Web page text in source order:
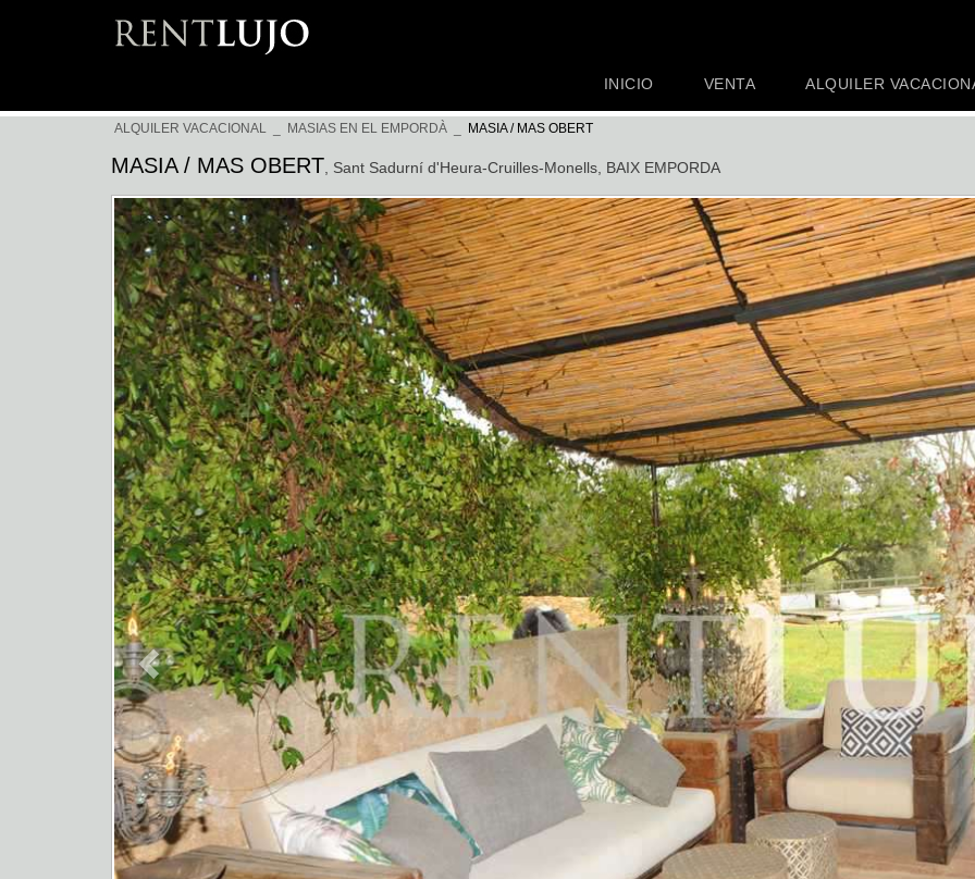
INICIO VENTA ALQUILER
ALQUILER VACACIONAL MASIAS EN EL EMPORDÀ MASIA / MAS OBERT
MASIA / MAS OBERT , Sant Sadurní d'Heura-Cruilles-Monells , BAIX EMPORDA
Previous